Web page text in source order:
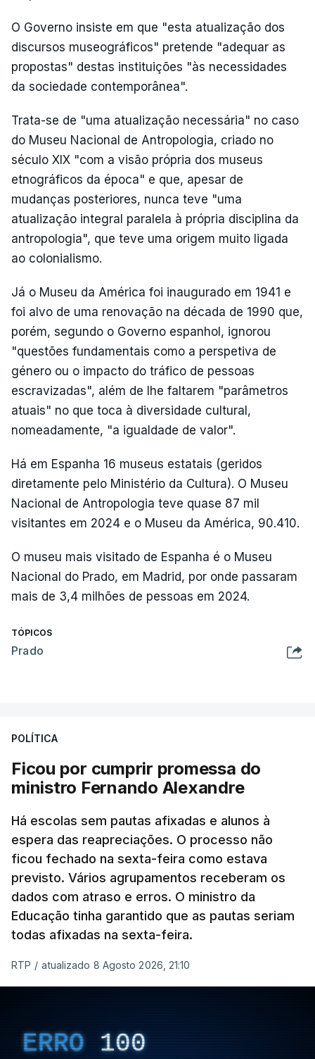
O Governo insiste em que "esta atualização dos
discursos museográficos" pretende "adequar as
propostas" destas instituições "às necessidades
da sociedade contemporânea".
Trata-se de "uma atualização necessária" no caso
do Museu Nacional de Antropologia, criado no
século XIX "com a visão própria dos museus
etnográficos da época" e que, apesar de
mudanças posteriores, nunca teve "uma
atualização integral paralela à própria disciplina da
antropologia", que teve uma origem muito ligada
ao colonialismo.
Já o Museu da América foi inaugurado em 1941 e
foi alvo de uma renovação na década de 1990 que,
porém, segundo o Governo espanhol, ignorou
"questões fundamentais como a perspetiva de
género ou o impacto do tráfico de pessoas
escravizadas", além de lhe faltarem "parâmetros
atuais" no que toca à diversidade cultural,
nomeadamente, "a igualdade de valor".
Há em Espanha 16 museus estatais (geridos
diretamente pelo Ministério da Cultura). O Museu
Nacional de Antropologia teve quase 87 mil
visitantes em 2024 e o Museu da América, 90.410.
O museu mais visitado de Espanha é o Museu
Nacional do Prado, em Madrid, por onde passaram
mais de 3,4 milhões de pessoas em 2024.
TÓPICOS
Prado
POLÍTICA
Ficou por cumprir promessa do
ministro Fernando Alexandre
Há escolas sem pautas afixadas e alunos à
espera das reapreciações. O processo não
ficou fechado na sexta-feira como estava
previsto. Vários agrupamentos receberam os
dados com atraso e erros. O ministro da
Educação tinha garantido que as pautas seriam
todas afixadas na sexta-feira.
RTP / atualizado 8 Agosto 2026, 21:10
ERRO 100